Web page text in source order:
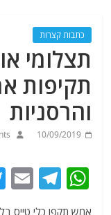
כתבות קצרות
תצלומי
תקיפות
והרסניות
10/09/2019
W
T
el
m
אמש תקפו כלי טייס